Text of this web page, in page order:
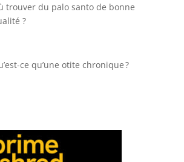
trouver du palo santo de bonne
?
ce qu’une otite chronique ?